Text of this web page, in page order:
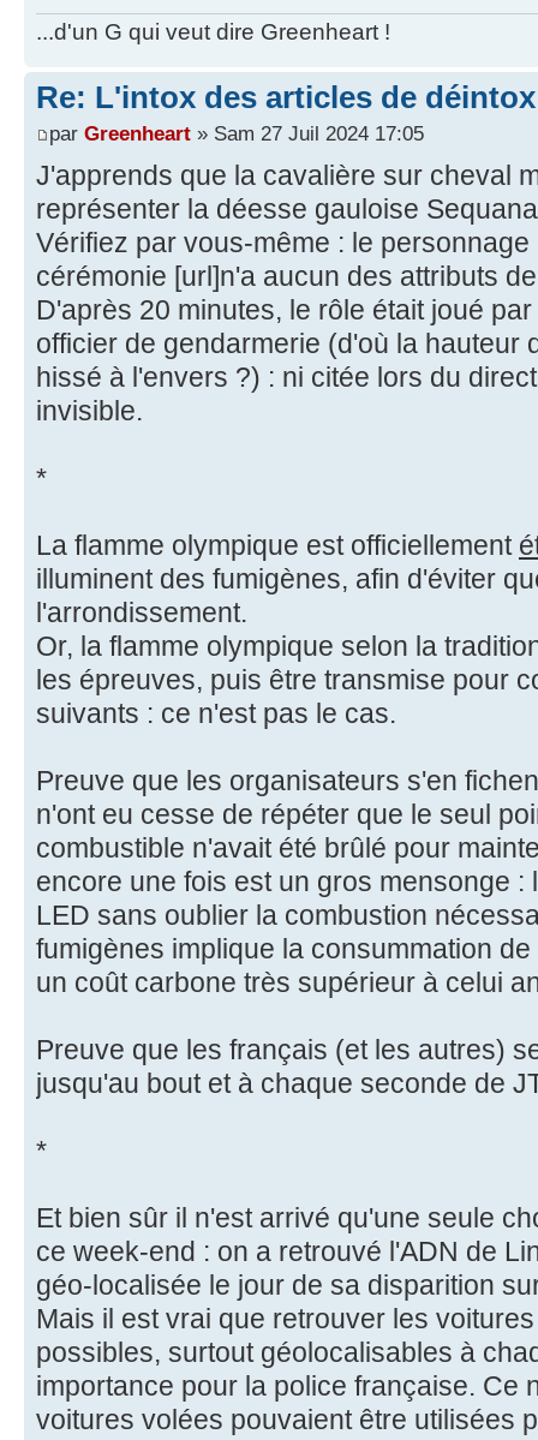
...d'un G qui veut dire Greenheart !
Re: L'intox des articles de
par Greenheart » Sam 27 Juil 2024 17:05
J'apprends que la cavalière sur cheval
représenter la déesse gauloise
Vérifiez par vous-même : le
cérémonie [url]n'a aucun des attributs
D'après 20 minutes, le rôle était joué
officier de gendarmerie (d'où la hauteur
hissé à l'envers ?) : ni citée lors du
invisible.
*
La flamme olympique est officiellement
illuminent des fumigènes, afin d'éviter
l'arrondissement.
Or, la flamme olympique selon la
les épreuves, puis être transmise pour
suivants : ce n'est pas le cas.
Preuve que les organisateurs s'en
n'ont eu cesse de répéter que le seul
combustible n'avait été brûlé pour
encore une fois est un gros mensonge :
LED sans oublier la combustion
fumigènes implique la consummation
un coût carbone très supérieur à celui
Preuve que les français (et les autres)
jusqu'au bout et à chaque seconde de
*
Et bien sûr il n'est arrivé qu'une seule
ce week-end : on a retrouvé l'ADN de
géo-localisée le jour de sa disparition
Mais il est vrai que retrouver les
possibles, surtout géolocalisables à
importance pour la police française. Ce
voitures volées pouvaient être utilisées